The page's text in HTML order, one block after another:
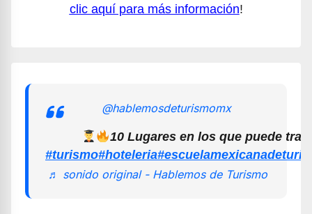
clic aquí para más información!
@hablemosdeturismomx
10 Lugares en los que puede
#turismo#hoteleria
♬ sonido original - Hablemos de Turismo